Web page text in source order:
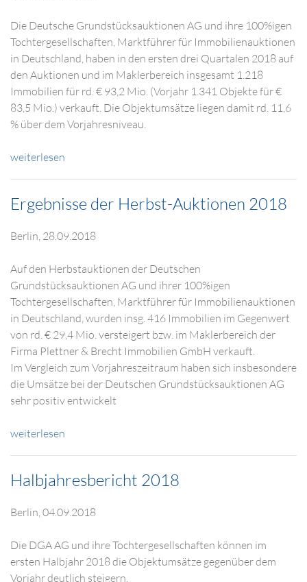
Die Deutsche Grundstücksauktionen AG und ihre 100%igen
Tochtergesellschaften, Marktführer für Immobilienauktionen
in Deutschland, haben in den ersten drei Quartalen 2018 auf
den Auktionen und im Maklerbereich insgesamt 1.218
Immobilien für rd. € 93,2 Mio. (Vorjahr 1.341 Objekte für €
83,5 Mio.) verkauft. Die Objektumsätze liegen damit rd. 11,6
% über dem Vorjahresniveau.
weiterlesen
Ergebnisse der Herbst-Auktionen 2018
Berlin, 28.09.2018
Auf den Herbstauktionen der Deutschen
Grundstücksauktionen AG und ihrer 100%igen
Tochtergesellschaften, Marktführer für Immobilienauktionen
in Deutschland, wurden insg. 416 Immobilien im Gegenwert
von rd. € 29,4 Mio. versteigert bzw. im Maklerbereich der
Firma Plettner & Brecht Immobilien GmbH verkauft.
Im Vergleich zum Vorjahreszeitraum haben sich insbesondere
die Umsätze bei der Deutschen Grundstücksauktionen AG
sehr positiv entwickelt
weiterlesen
Halbjahresbericht 2018
Berlin, 04.09.2018
Die DGA AG und ihre Tochtergesellschaften können im
ersten Halbjahr 2018 die Objektumsätze gegenüber dem
Vorjahr deutlich steigern.